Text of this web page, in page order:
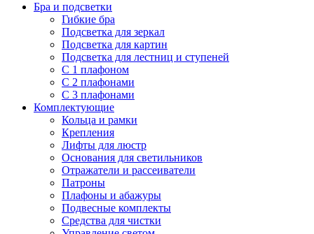
Бра и подсветки
Гибкие бра
Подсветка для зеркал
Подсветка для картин
Подсветка для лестниц и ступеней
С 1 плафоном
С 2 плафонами
С 3 плафонами
Комплектующие
Кольца и рамки
Крепления
Лифты для люстр
Основания для светильников
Отражатели и рассеиватели
Патроны
Плафоны и абажуры
Подвесные комплекты
Средства для чистки